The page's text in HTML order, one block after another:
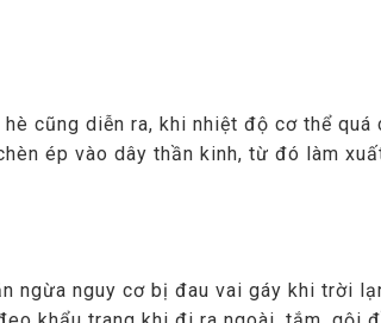
cũng diễn ra, khi nhiệt độ cơ thể quá
ép vào dây thần kinh, từ đó làm
ngừa nguy cơ bị đau vai gáy khi trời